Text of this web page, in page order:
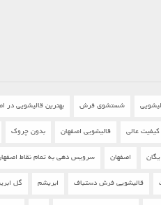
شستشوی فرش بهترین قالیشویی در
کیفیت عالی قالیشویی اصفهان بدون چروک
اصفهان سرویس دهی به تمام نقاط
قالیشویی فرش دستباف ابریشم گل